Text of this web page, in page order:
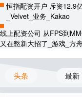
恒指配资开户 斥资12.9
_Velvet_业务_Kakao
线上配资公司 从FPS到
又在憋新大招了_游戏_方
头条 最新